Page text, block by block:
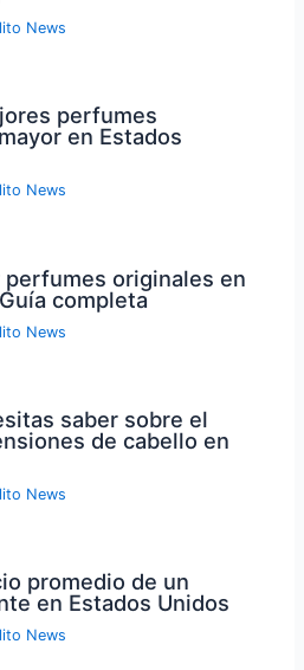
News
perfumes
en Estados
News
originales en
completa
News
saber sobre el
de cabello en
News
promedio de un
en Estados Unidos
News